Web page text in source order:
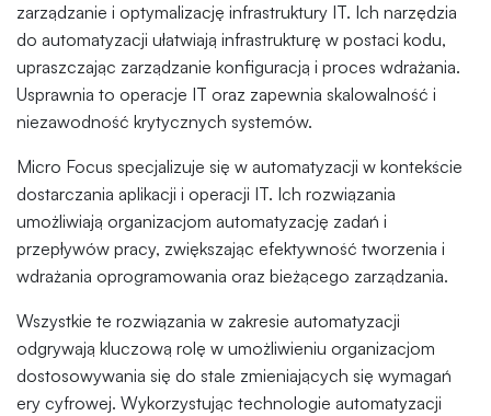
zarządzanie i optymalizację infrastruktury IT. Ich narzędzia
do automatyzacji ułatwiają infrastrukturę w postaci kodu,
upraszczając zarządzanie konfiguracją i proces wdrażania.
Usprawnia to operacje IT oraz zapewnia skalowalność i
niezawodność krytycznych systemów.
Micro Focus specjalizuje się w automatyzacji w kontekście
dostarczania aplikacji i operacji IT. Ich rozwiązania
umożliwiają organizacjom automatyzację zadań i
przepływów pracy, zwiększając efektywność tworzenia i
wdrażania oprogramowania oraz bieżącego zarządzania.
Wszystkie te rozwiązania w zakresie automatyzacji
odgrywają kluczową rolę w umożliwieniu organizacjom
dostosowywania się do stale zmieniających się wymagań
ery cyfrowej. Wykorzystując technologie automatyzacji